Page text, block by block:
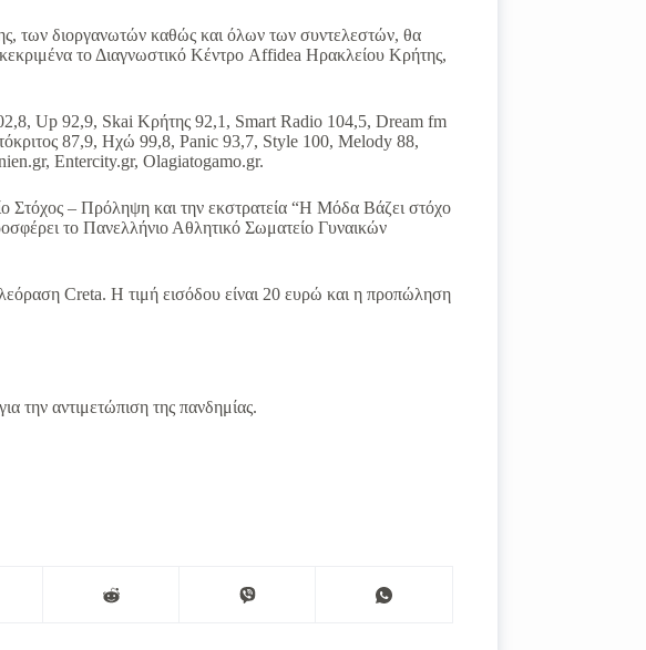
των διοργανωτών καθώς και όλων των συντελεστών, θα
το Διαγνωστικό Κέντρο Affidea Ηρακλείου Κρήτης,
Up 92,9, Skai Κρήτης 92,1, Smart Radio 104,5, Dream fm
87,9, Ηχώ 99,8, Panic 93,7, Style 100, Melody 88,
Entercity.gr, Olagiatogamo.gr.
Στόχος – Πρόληψη και την εκστρατεία “Η Μόδα Βάζει στόχο
το Πανελλήνιο Αθλητικό Σωματείο Γυναικών
Creta. Η τιμή εισόδου είναι 20 ευρώ και η προπώληση
την αντιμετώπιση της πανδημίας.